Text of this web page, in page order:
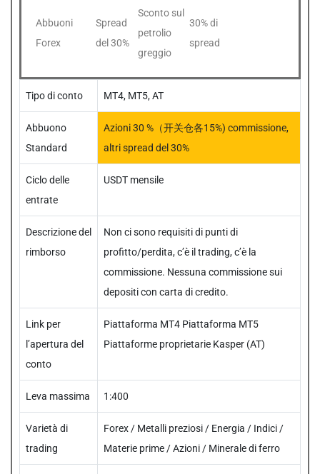
Abbuoni
Forex
Spread
del 30%
Sconto sul
petrolio
greggio
30% di
spread
Tipo di conto MT4, MT5, AT
Abbuono
Standard
Azioni 30 %（开关仓各15%) commissione,
altri spread del 30%
Ciclo delle
entrate
USDT mensile
Descrizione del
rimborso
Non ci sono requisiti di punti di
profitto/perdita, c’è il trading, c’è la
commissione. Nessuna commissione sui
depositi con carta di credito.
Link per
l’apertura del
conto
Piattaforma MT4 Piattaforma MT5
Piattaforme proprietarie Kasper (AT)
Leva massima 1:400
Varietà di
trading
Forex / Metalli preziosi / Energia / Indici /
Materie prime / Azioni / Minerale di ferro